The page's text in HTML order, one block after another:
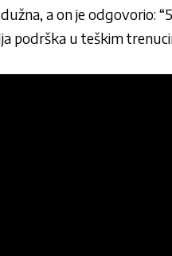
a on je odgovorio:
podrška u teškim